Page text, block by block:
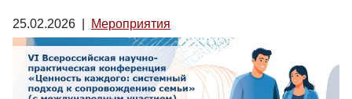
25.02.2026 Мероприятия